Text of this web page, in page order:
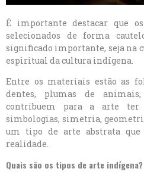
É importante destacar que os
selecionados de forma
significado importante, seja na
espiritual da cultura indígena.
Entre os materiais estão as
dentes, plumas de
contribuem para a arte ter
simbologias, simetria,
um tipo de arte abstrata que
realidade.
Quais são os tipos de arte indígena?